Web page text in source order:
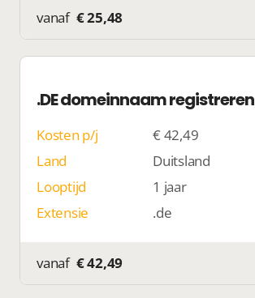
vanaf € 25,48
.DE domeinnaam registreren
Kosten p/j
€ 42,49
Land
Duitsland
Looptijd
1 jaar
Extensie
.de
vanaf € 42,49